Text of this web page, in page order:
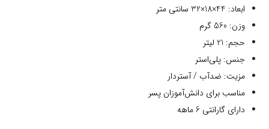
ابعاد: 44×18×32 سانتی متر
وزن: 560 گرم
حجم: 21 لیتر
جنس: پلی‌استر
مزیت: ضدآب / آستردار
مناسب برای دانش‌آموزان پسر
دارای گارانتی 6 ماهه